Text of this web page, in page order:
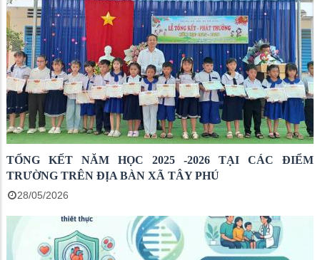
TỔNG KẾT NĂM HỌC 2025 -2026 TẠI CÁC ĐIỂM
TRƯỜNG TRÊN ĐỊA BÀN XÃ TÂY PHÚ
28/05/2026